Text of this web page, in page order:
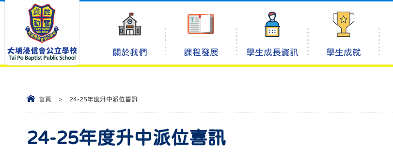
關於我們 課程發展 學生成長資訊 學生成就
首頁 > 24-25年度升中派位喜訊
24-25年度升中派位喜訊